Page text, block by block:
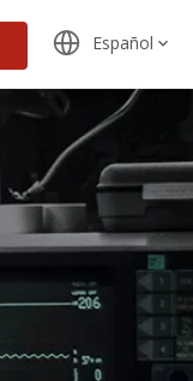
Español